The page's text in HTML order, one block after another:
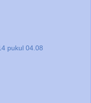
pukul 04.08